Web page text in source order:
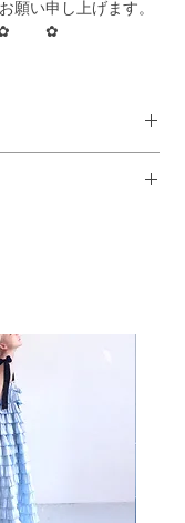
願い申し上げます。
✿
作天）
carefully because every
每一件都是逐一製
誤差
's Collection
料比Agueda 厚
夏天時候直接單穿就
一件長袖打底
會穿的一款，夏天把
或者加上一件短袖T
把吊帶調節到最長，
打底，這次的打底十
非常適合10月或之後